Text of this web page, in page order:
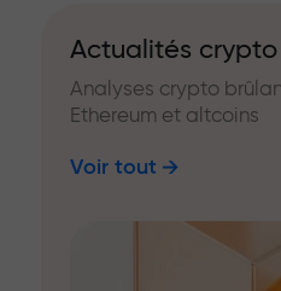
Actualités crypto
Analyses crypto
Ethereum et altcoins
Voir tout